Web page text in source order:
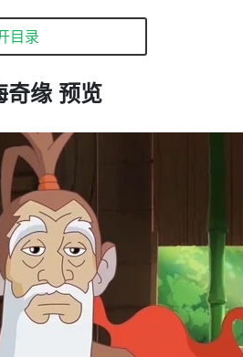
目录
奇缘 预览